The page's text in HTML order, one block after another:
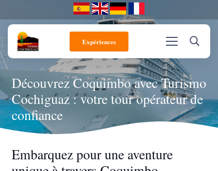
Expériences
Découvrez Coquimbo avec Turismo
Cochiguaz : votre tour opérateur de
confiance
Embarquez pour une aventure